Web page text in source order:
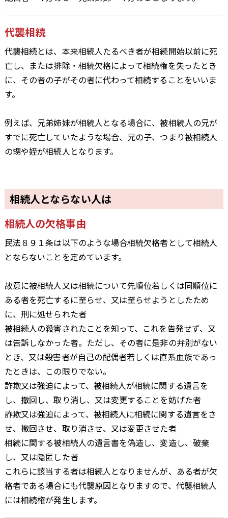
代襲相続
代襲相続とは、本来相続人たるべき者が相続開始以前に死
亡し、または排除・相続欠格によって相続権を失ったとき
に、その者の子がその者に代わって相続することをいいま
す。
例えば、兄弟姉妹が相続人となる場合に、被相続人の兄が
すでに死亡していたような場合、兄の子、つまり被相続人
の甥や姪が相続人となります。
相続人とならない人は
相続人の欠格事由
民法８９１条は以下のような場合相続欠格者として相続人
とならないことを定めています。
故意に被相続人又は相続について先順位若しくは同順位に
ある者を死亡するに至らせ、又は至らせようとしたため
に、刑に処せられた者
被相続人の殺害されたことを知って、これを告発せず、又
は告訴しなかった者。ただし、その者に是非の弁別がない
とき、又は殺害者が自己の配偶者若しくは直系血族であっ
たときは、この限りでない。
詐欺又は強迫によって、被相続人が相続に関する遺言を
し、撤回し、取り消し、又は変更することを妨げた者
詐欺又は強迫によって、被相続人に相続に関する遺言をさ
せ、撤回させ、取り消させ、又は変更させた者
相続に関する被相続人の遺言書を偽造し、変造し、破棄
し、又は隠匿した者
これらに該当する者は相続人となりませんが、ある者が欠
格者である場合にも代襲原因となりますので、代襲相続人
には相続権が発生します。